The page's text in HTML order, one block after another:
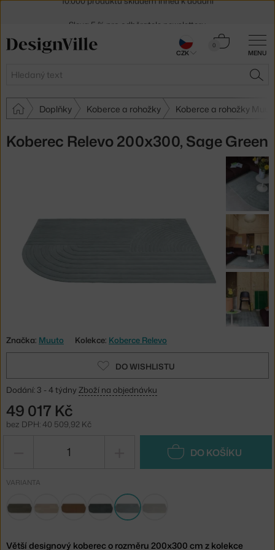
MENU
Hledat
0
Košík
Doplňky Koberce a rohožky Koberce a rohožky
Koberec Relevo 200x300, Sage Green
Značka: Muuto Kolekce: Koberce Relevo
DO WISHLISTU
Dodání: 3 - 4 týdny Zboží na objednávku
49 017 Kč
bez DPH: 40 509,92 Kč
DO KOŠÍKU
VARIANTA
Větší designový koberec o rozměru 200x300 cm z kolekce
30 dní na vrácení zboží
CZK